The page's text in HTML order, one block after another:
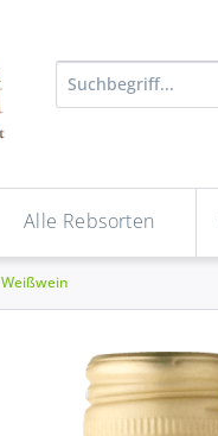
Alle Rebsorten
Weißwein